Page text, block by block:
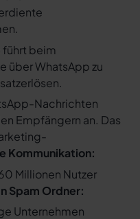
führt beim
über WhatsApp zu
Nachrichten
Empfängern an. Das
Kommunikation:
Millionen Nutzer
Spam Ordner:
Unternehmen